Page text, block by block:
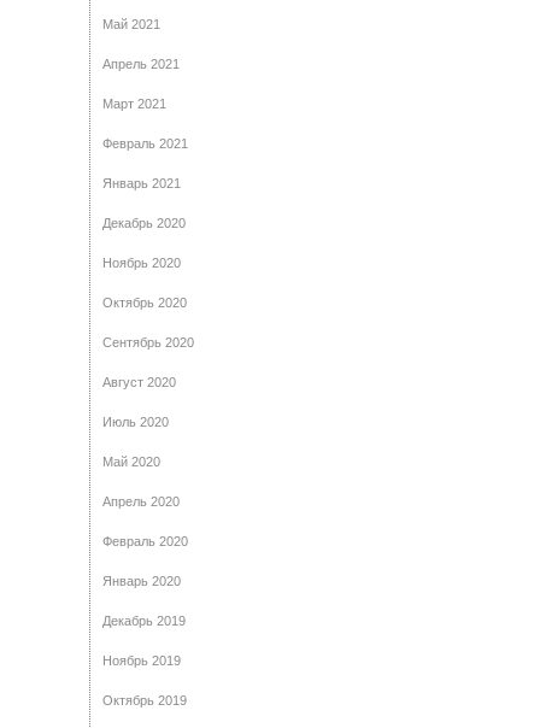
Май 2021
Апрель 2021
Март 2021
Февраль 2021
Январь 2021
Декабрь 2020
Ноябрь 2020
Октябрь 2020
Сентябрь 2020
Август 2020
Июль 2020
Май 2020
Апрель 2020
Февраль 2020
Январь 2020
Декабрь 2019
Ноябрь 2019
Октябрь 2019